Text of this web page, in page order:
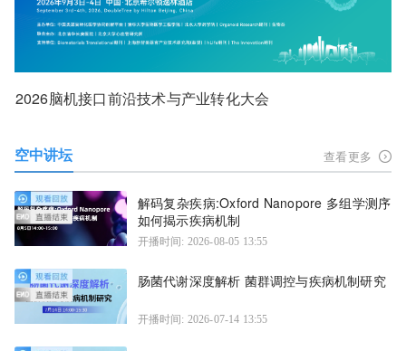
2026脑机接口前沿技术与产业转化大会
空中讲坛 查看更多
解码复杂疾病:Oxford Nanopore 多组学测序
如何揭示疾病机制
开播时间: 2026-08-05 13:55
肠菌代谢深度解析 菌群调控与疾病机制研究
开播时间: 2026-07-14 13:55